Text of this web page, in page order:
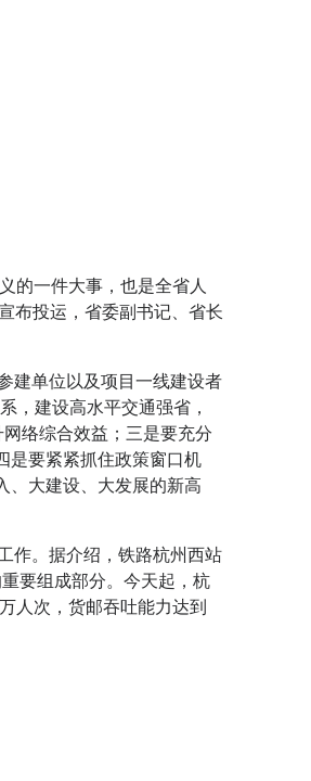
的一件大事，也是全省人
布投运，省委副书记、省长
建单位以及项目一线建设者
，建设高水平交通强省，
络综合效益；三是要充分
是要紧紧抓住政策窗口机
、大建设、大发展的新高
作。据介绍，铁路杭州西站
要组成部分。今天起，杭
人次，货邮吞吐能力达到